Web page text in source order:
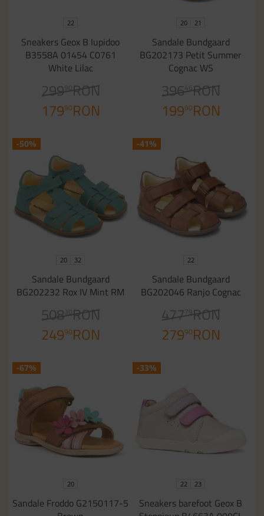
22
Sneakers Geox B Iupidoo
B3558A 01454 C0761
White Lilac
299 90RON
17990RON
20 21
Sandale Bundgaard
BG202173 Petit Summer
Cognac WS
396 46
RON
19990RON
-50%
20 32
Sandale Bundgaard
BG202232 Rox IV Mint RM
508 RON
24990RON
-41%
22
Sandale Bundgaard
BG202046 Ranjo Cognac
477 79
RON
27990RON
-67%
20
Sandale Froddo G2150117-5
-33%
22 23
Sneakers barefoot Geox B